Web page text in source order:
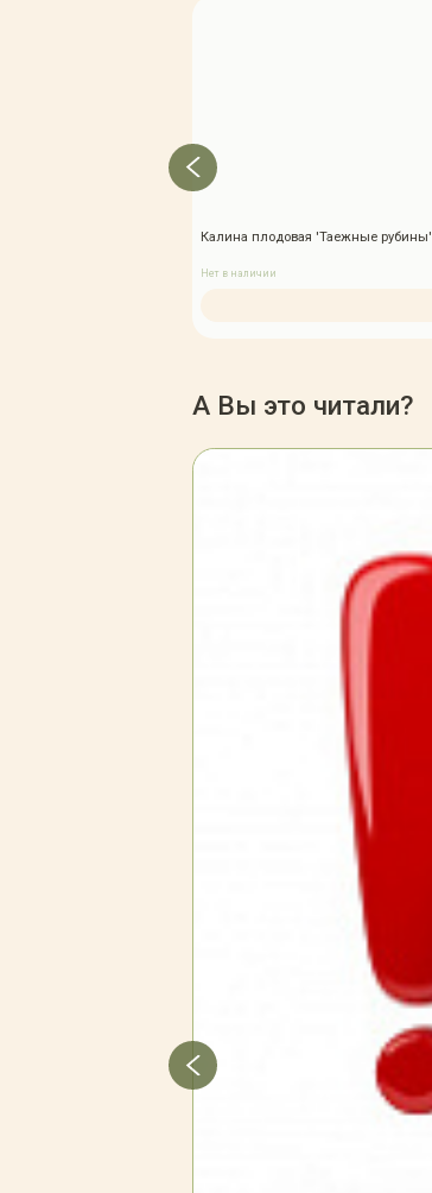
Калина плодовая 'Таежные рубины'
Нет в наличии
А Вы это читали?